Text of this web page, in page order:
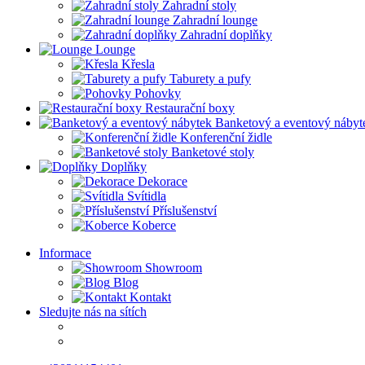
Zahradní stoly
Zahradní lounge
Zahradní doplňky
Lounge
Křesla
Taburety a pufy
Pohovky
Restaurační boxy
Banketový a eventový
Konferenční židle
Banketové stoly
Doplňky
Dekorace
Svítidla
Příslušenství
Koberce
Informace
Showroom
Blog
Kontakt
Sledujte nás na sítích